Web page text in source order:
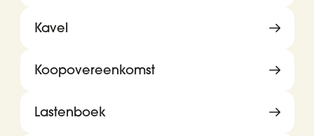
Kavel
Koopovereenkomst
Lastenboek